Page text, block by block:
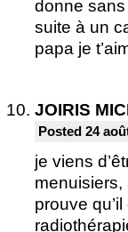
donne
suite à un
papa je
JOIRIS
Posted 24
je viens
menuisiers,
prouve